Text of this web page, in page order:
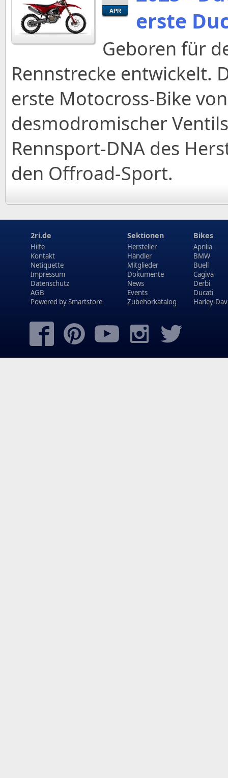
APR
erste
Geboren für
Rennstrecke entwickelt.
erste Motocross-Bike
desmodromischer
Rennsport-DNA des
den Offroad-Sport.
2ri.de
Hilfe
Kontakt
Netiquette
Impressum
Datenschutz
AGB
Powered bySmartstore
Sektionen
Hersteller
Händler
Mitglieder
Dokumente
News
Events
Zubehörkatalog
Bikes
Aprilia
BMW
Buell
Cagiva
Derbi
Ducati
Harley-